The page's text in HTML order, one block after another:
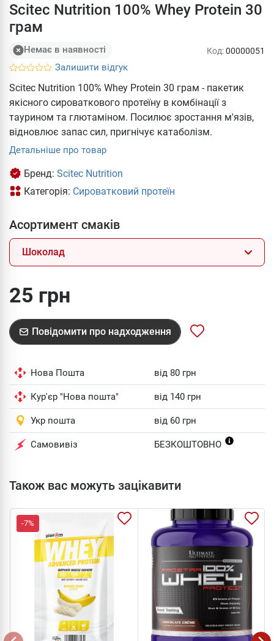
Scitec Nutrition 100% Whey Protein 30
грам
Немає в наявності
Залишити відгук
Код:00000051
Scitec Nutrition 100% Whey Protein 30 грам - пакетик
якісного сироваткового протеїну в комбінації з
таурином та глютаміном. Посилює зростання м'язів,
відновлює запас сил, пригнічує катаболізм.
Детальніше про товар
Бренд: Scitec Nutrition
Категорія: Сироватковий протеїн
Асортимент смаків
Шоколад
25 грн
Повідомити про надходження
Нова Пошта від 80 грн
Кур'єр "Нова пошта" від 140 грн
Укр пошта від 60 грн
Самовивіз БЕЗКОШТОВНО
Також вас можуть зацікавити
-7%